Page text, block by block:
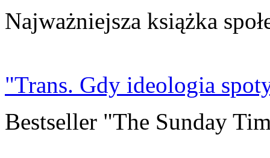
Najważniejsza książka
"Trans. Gdy ideologia
Bestseller "The Sunday